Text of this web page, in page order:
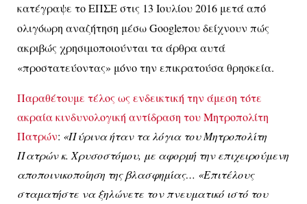
κατέγραψε το ΕΠΣΕ στις 13 Ιουλίου 2016 μετά από
ολιγόωρη αναζήτηση μέσωGoogleπου δείχνουν πώς
ακριβώς χρησιμοποιούνται τα άρθρα αυτά
«προστατεύοντας» μόνο την επικρατούσα θρησκεία.
Παραθέτουμε τέλος ως ενδεικτική την άμεση τότε
ακραία κινδυνολογική αντίδραση του Μητροπολίτη
Πατρών: «Πύρινα ήταν τα λόγια του Μητροπολίτη
Πατρών κ. Χρυσοστόμου, με αφορμή την επιχειρούμενη
αποποινικοποίηση της βλασφημίας… «Επιτέλους
σταματήστε να ξηλώνετε τον πνευματικό ιστό του